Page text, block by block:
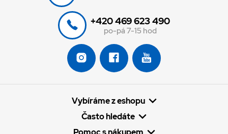
+420 469 623 490
po-pá 7-15 hod
Vybíráme z eshopu
Často hledáte